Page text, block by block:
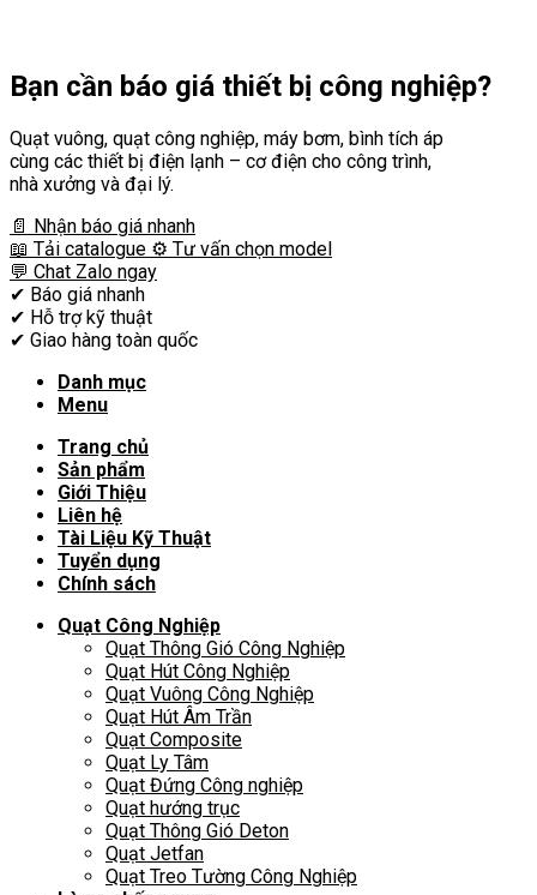
Bạn cần báo giá thiết bị công nghiệp?
Quạt vuông, quạt công nghiệp, máy bơm, bình tích áp
cùng các thiết bị điện lạnh – cơ điện cho công trình,
nhà xưởng và đại lý.
📄 Nhận báo giá nhanh
📖 Tải catalogue ⚙️ Tư vấn chọn model
💬 Chat Zalo ngay
✔ Báo giá nhanh
✔ Hỗ trợ kỹ thuật
✔ Giao hàng toàn quốc
Danh mục
Menu
Trang chủ
Sản phẩm
Giới Thiệu
Liên hệ
Tài Liệu Kỹ Thuật
Tuyển dụng
Chính sách
Quạt Công Nghiệp
Quạt Thông Gió Công Nghiệp
Quạt Hút Công Nghiệp
Quạt Vuông Công Nghiệp
Quạt Hút Âm Trần
Quạt Composite
Quạt Ly Tâm
Quạt Đứng Công nghiệp
Quạt hướng trục
Quạt Thông Gió Deton
Quạt Jetfan
Quạt Treo Tường Công Nghiệp